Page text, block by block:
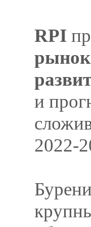
RPI
рынок
и
2022-